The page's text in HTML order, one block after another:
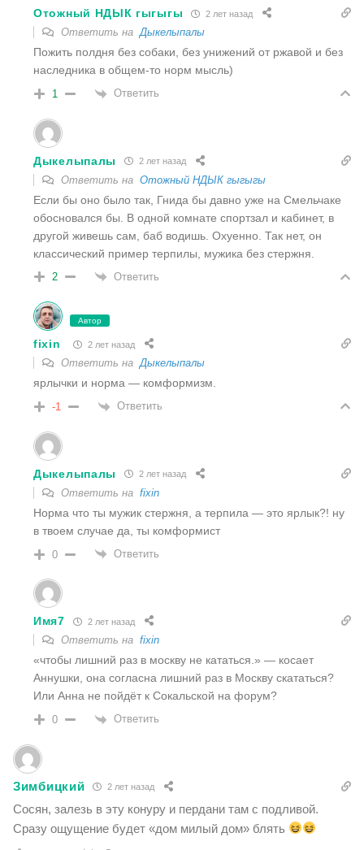
Отожный НДЫК гыгыгы 2 лет назад
Ответить наДыкелыпалы
Пожить полдня без собаки, без унижений от ржавой и без
наследника в общем-то норм мысль)
1 Ответить
Дыкелыпалы 2 лет назад
Ответить на Отожный НДЫК гыгыгы
Если бы оно было так, Гнида бы давно уже на Смельчаке
обосновался бы. В одной комнате спортзал и кабинет, в
другой живешь сам, баб водишь. Охуенно. Так нет, он
классический пример терпилы, мужика без стержня.
2 Ответить
Автор
fixin 2 лет назад
Ответить наДыкелыпалы
ярлычки и норма — комформизм.
-1 Ответить
Дыкелыпалы 2 лет назад
Ответить на fixin
Норма что ты мужик стержня, а терпила — это ярлык?! ну
в твоем случае да, ты комформист
0 Ответить
Имя7 2 лет назад
Ответить на fixin
«чтобы лишний раз в москву не кататься.» — косает
Аннушки, она согласна лишний раз в Москву скататься?
Или Анна не пойдёт к Сокальской на форум?
0 Ответить
Зимбицкий 2 лет назад
Сосян, залезь в эту конуру и пердани там с подливой.
Сразу ощущение будет «дом милый дом» блять